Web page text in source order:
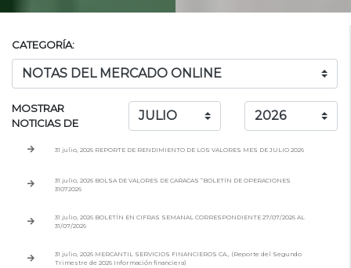
CATEGORÍA:
MOSTRAR
NOTICIAS DE
31 julio, 2026 REPORTE DE RENDIMIENTO DE LOS VALORES MES DE JULIO 2026
31 julio, 2026 BOLSA DE VALORES DE CARACAS “BOLETÍN DE OPERACIONES
31072026
31 julio, 2026 BOLETÍN EN CIFRAS SEMANAL CORRESPONDIENTE 27/07/2026 AL
31/07/2026
31 julio, 2026 MERCANTIL SERVICIOS FINANCIEROS CA., (Reporte del Segundo
Trimestre de 2026 Información financiera)